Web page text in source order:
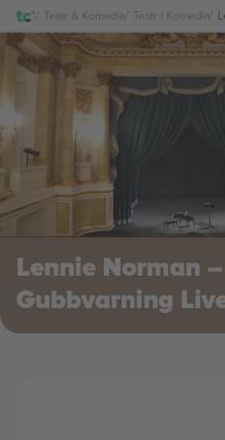
Teatr & Komedia Teatr I Komedia
Lennie Norman –
Gubbvarning